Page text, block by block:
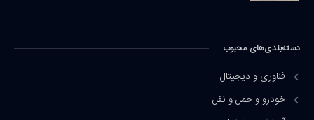
دسته‌بندی‌های محبوب
فناوری و دیجیتال
خودرو و حمل و نقل